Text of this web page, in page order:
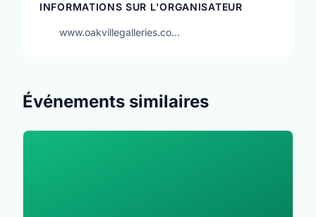
INFORMATIONS SUR L'ORGANISATEUR
www.oakvillegalleries.co…
Événements similaires